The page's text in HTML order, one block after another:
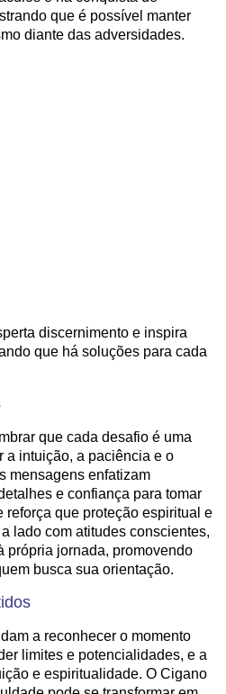
que é possível manter
diante das adversidades.
discernimento e inspira
que há soluções para cada
que cada desafio é uma
a intuição, a paciência e o
mensagens enfatizam
e confiança para tomar
reforça que proteção espiritual e
lado com atitudes conscientes,
própria jornada, promovendo
busca sua orientação.
a reconhecer o momento
limites e potencialidades, e a
e espiritualidade. O Cigano